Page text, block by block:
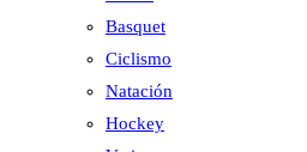
Basquet
Ciclismo
Natación
Hockey